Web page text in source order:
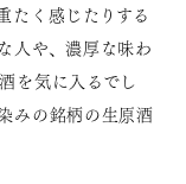
たく感じたりする
人や、濃厚な味わ
を気に入るでし
みの銘柄の生原酒